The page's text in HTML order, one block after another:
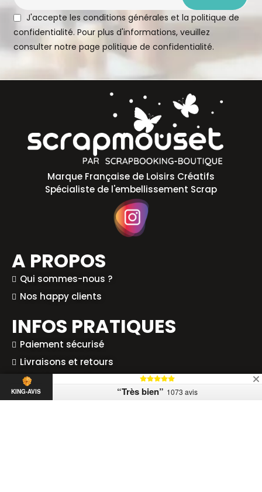
J'accepte les conditions générales et la politique de
confidentialité. Pour plus d'informations, veuillez
consulter notre pagepolitique de confidentialité.
Marque Française de Loisirs Créatifs
Spécialiste de l'embellissement Scrap
A PROPOS
Qui sommes-nous ?
Nos happy clients
INFOS PRATIQUES
Paiement sécurisé
Livraisons et retours
Foire aux questions
Droit de rétractation
KING-AVIS “Très bien” 1073 avis